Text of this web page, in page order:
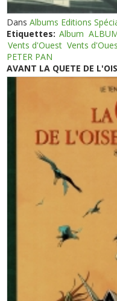
DansAlbums Editions
Etiquettes: Album
Vents d'Ouest Vents
PETER PAN
AVANT LA QUETE DE